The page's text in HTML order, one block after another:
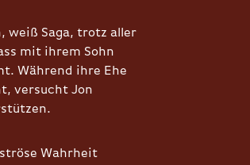
weiß Saga, trotz aller
mit ihrem Sohn
Während ihre Ehe
versucht Jon
Wahrheit